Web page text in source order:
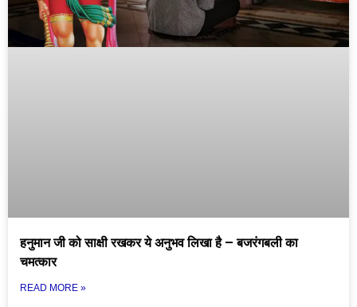
हनुमान जी को साक्षी रखकर ये अनुभव लिखा है – बजरंगबली का
चमत्कार
READ MORE »